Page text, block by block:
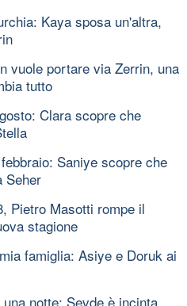
Kaya sposa un'altra,
vuole portare via Zerrin, una
tutto
Clara scopre che
Saniye scopre che
Seher
Pietro Masotti rompe il
stagione
famiglia: Asiye e Doruk ai
notte: Sevde è incinta,